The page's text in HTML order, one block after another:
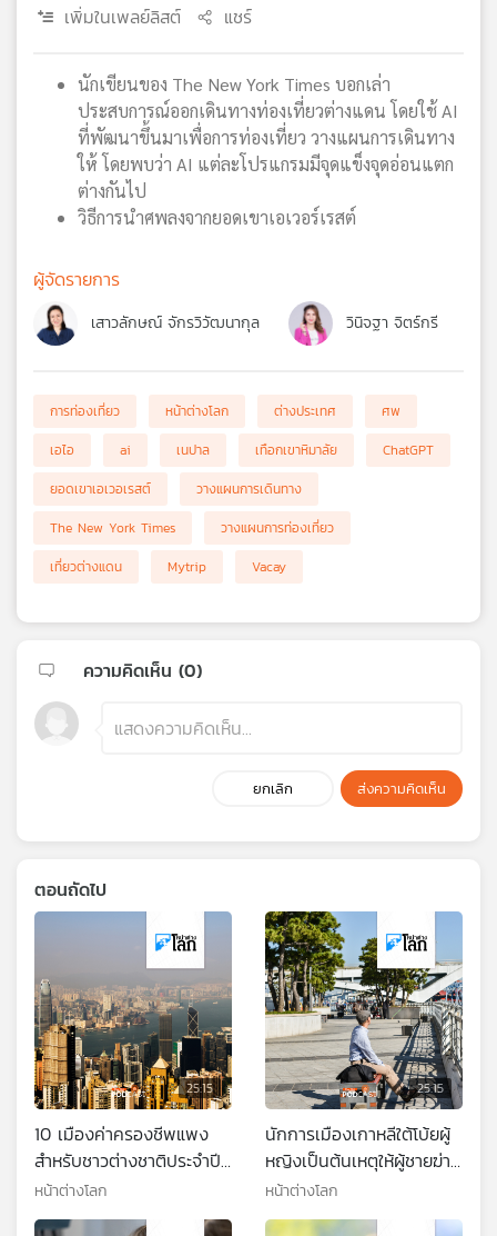
แผนที่ เพิ่มในเพลย์ลิสต์ แชร์
นักเขียนของ The New York Times บอกเล่า
ประสบการณ์ออกเดินทางท่องเที่ยวต่างแดน โดยใช้ AI
ที่พัฒนาขึ้นมาเพื่อการท่องเที่ยว วางแผนการเดินทาง
ให้ โดยพบว่า AI แต่ละโปรแกรมมีจุดแข็งจุดอ่อนแตก
ต่างกันไป
วิธีการนำศพลงจากยอดเขาเอเวอร์เรสต์
ผู้จัดรายการ
เสาวลักษณ์ จักรวิวัฒนากุล วินิจฐา จิตร์กรี
การท่องเที่ยว หน้าต่างโลก ต่างประเทศ
ศพ
เอไอ
ai เนปาล เทือกเขาหิมาลัย
ChatGPT
ยอดเขาเอเวอเรสต์
วางแผนการเดินทาง
The New York Times
วางแผนการท่องเที่ยว
เที่ยวต่างแดน
Mytrip Vacay
ความคิดเห็น (0)
ยกเลิก ส่งความคิดเห็น
ตอนถัดไป
25:15
10 เมืองค่าครองชีพแพง
สำหรับชาวต่างชาติประจำปี
2024
หน้าต่างโลก
25:15
นักการเมืองเกาหลีใต้โบ้ยผู้
หญิงเป็นต้นเหตุให้ผู้ชายฆ่า
ตัวตายเพิ่มมากขึ้น
หน้าต่างโลก